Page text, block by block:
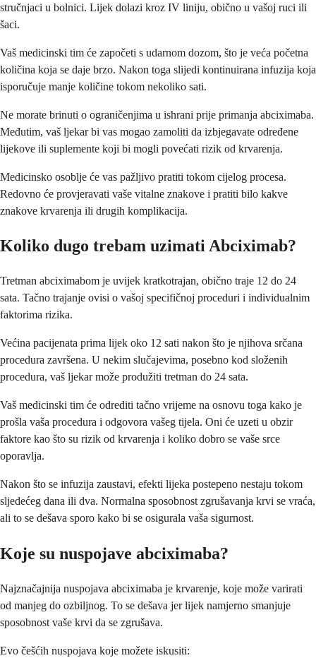
stručnjaci u bolnici. Lijek dolazi kroz IV liniju, obično u vašoj ruci ili
šaci.
Vaš medicinski tim će započeti s udarnom dozom, što je veća početna
količina koja se daje brzo. Nakon toga slijedi kontinuirana infuzija koja
isporučuje manje količine tokom nekoliko sati.
Ne morate brinuti o ograničenjima u ishrani prije primanja abciximaba.
Međutim, vaš ljekar bi vas mogao zamoliti da izbjegavate određene
lijekove ili suplemente koji bi mogli povećati rizik od krvarenja.
Medicinsko osoblje će vas pažljivo pratiti tokom cijelog procesa.
Redovno će provjeravati vaše vitalne znakove i pratiti bilo kakve
znakove krvarenja ili drugih komplikacija.
Koliko dugo trebam uzimati Abciximab?
Tretman abciximabom je uvijek kratkotrajan, obično traje 12 do 24
sata. Tačno trajanje ovisi o vašoj specifičnoj proceduri i individualnim
faktorima rizika.
Većina pacijenata prima lijek oko 12 sati nakon što je njihova srčana
procedura završena. U nekim slučajevima, posebno kod složenih
procedura, vaš ljekar može produžiti tretman do 24 sata.
Vaš medicinski tim će odrediti tačno vrijeme na osnovu toga kako je
prošla vaša procedura i odgovora vašeg tijela. Oni će uzeti u obzir
faktore kao što su rizik od krvarenja i koliko dobro se vaše srce
oporavlja.
Nakon što se infuzija zaustavi, efekti lijeka postepeno nestaju tokom
sljedećeg dana ili dva. Normalna sposobnost zgrušavanja krvi se vraća,
ali to se dešava sporo kako bi se osigurala vaša sigurnost.
Koje su nuspojave abciximaba?
Najznačajnija nuspojava abciximaba je krvarenje, koje može varirati
od manjeg do ozbiljnog. To se dešava jer lijek namjerno smanjuje
sposobnost vaše krvi da se zgrušava.
Evo češćih nuspojava koje možete iskusiti: